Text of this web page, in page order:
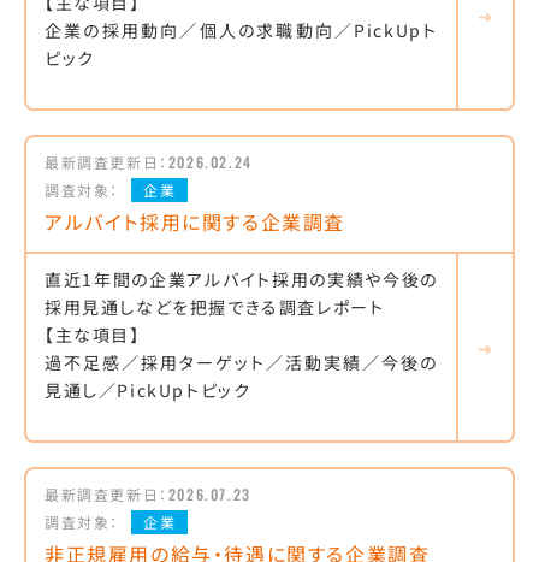
企業の採用動向／個人の求職動向／PickUpト
ピック
最新調査更新日： 2026.02.24
調査対象：
企業
アルバイト採用に関する企業調査
直近1年間の企業アルバイト採用の実績や今後の
採用見通しなどを把握できる調査レポート
【主な項目】
過不足感／採用ターゲット／活動実績／今後の
見通し／PickUpトピック
最新調査更新日： 2026.07.23
調査対象：
企業
非正規雇用の給与・待遇に関する企業調査